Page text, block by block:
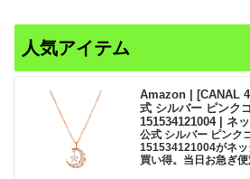
人気アイテム
Amazon | [CANAL
式 シルバー ピンク
151534121004 | ネ
公式 シルバー ピンク
151534121004がネ
買い得。当日お急ぎ